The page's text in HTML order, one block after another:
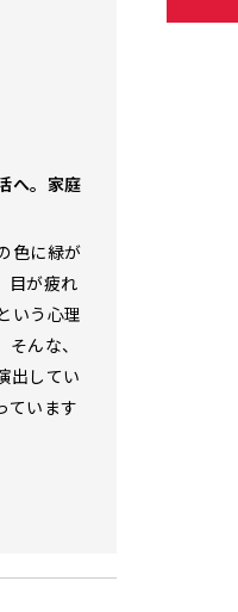
へ。家庭
色に緑が
目が疲れ
いう心理
んな、
出してい
ています